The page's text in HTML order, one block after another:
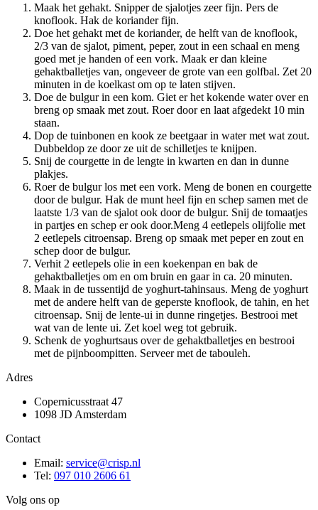
Maak het gehakt. Snipper de sjalotjes zeer fijn. Pers de
knoflook. Hak de koriander fijn.
Doe het gehakt met de koriander, de helft van de knoflook,
2/3 van de sjalot, piment, peper, zout in een schaal en meng
goed met je handen of een vork. Maak er dan kleine
gehaktballetjes van, ongeveer de grote van een golfbal. Zet 20
minuten in de koelkast om op te laten stijven.
Doe de bulgur in een kom. Giet er het kokende water over en
breng op smaak met zout. Roer door en laat afgedekt 10 min
staan.
Dop de tuinbonen en kook ze beetgaar in water met wat zout.
Dubbeldop ze door ze uit de schilletjes te knijpen.
Snij de courgette in de lengte in kwarten en dan in dunne
plakjes.
Roer de bulgur los met een vork. Meng de bonen en courgette
door de bulgur. Hak de munt heel fijn en schep samen met de
laatste 1/3 van de sjalot ook door de bulgur. Snij de tomaatjes
in partjes en schep er ook door.Meng 4 eetlepels olijfolie met
2 eetlepels citroensap. Breng op smaak met peper en zout en
schep door de bulgur.
Verhit 2 eetlepels olie in een koekenpan en bak de
gehaktballetjes om en om bruin en gaar in ca. 20 minuten.
Maak in de tussentijd de yoghurt-tahinsaus. Meng de yoghurt
met de andere helft van de geperste knoflook, de tahin, en het
citroensap. Snij de lente-ui in dunne ringetjes. Bestrooi met
wat van de lente ui. Zet koel weg tot gebruik.
Schenk de yoghurtsaus over de gehaktballetjes en bestrooi
met de pijnboompitten. Serveer met de tabouleh.
Adres
Copernicusstraat 47
1098 JD Amsterdam
Contact
Email: service@crisp.nl
Tel: 097 010 2606 61
Volg ons op